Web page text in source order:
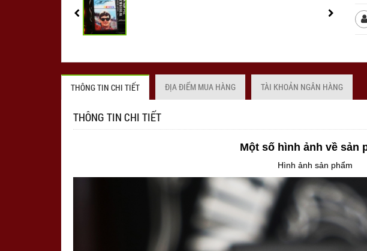
THÔNG TIN CHI TIẾT ĐỊA ĐIỂM MUA HÀNG TÀI KHOẢN NGÂN HÀNG
THÔNG TIN CHI TIẾT
Một số hình ảnh về sản
Hình ảnh sản phẩm